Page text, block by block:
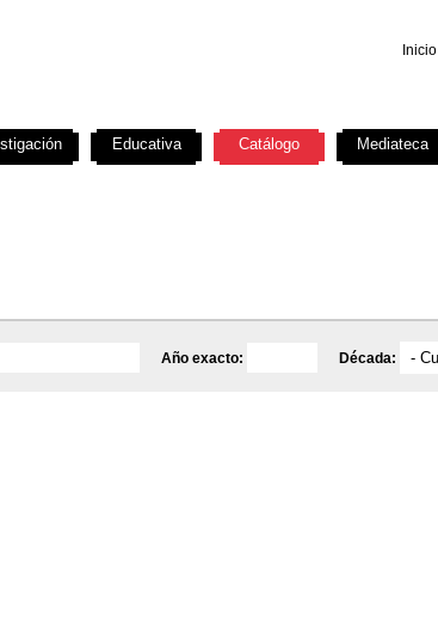
Inicio
Año exacto: Década:
Educativa Catálogo Mediateca